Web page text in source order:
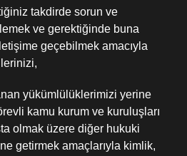
takdirde sorun ve
ve gerektiğinde buna
geçebilmek amacıyla
yükümlülüklerimizi yerine
kamu kurum ve kuruluşları
olmak üzere diğer hukuki
getirmek amaçlarıyla kimlik,